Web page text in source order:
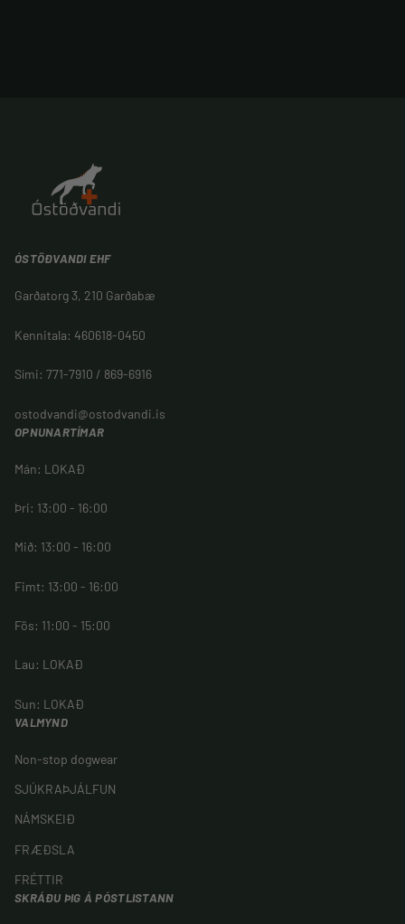
ÓSTÖÐVANDI EHF
Garðatorg 3, 210 Garðabæ
Kennitala: 460618-0450
Sími: 771-7910 / 869-6916
ostodvandi@ostodvandi.is
OPNUNARTÍMAR
Mán: LOKAÐ
Þri: 13:00 - 16:00
Mið: 13:00 - 16:00
Fimt: 13:00 - 16:00
Fös: 11:00 - 15:00
Lau: LOKAÐ
Sun: LOKAÐ
VALMYND
Non-stop dogwear
SJÚKRAÞJÁLFUN
NÁMSKEIÐ
FRÆÐSLA
FRÉTTIR
SKRÁÐU ÞIG Á PÓSTLISTANN